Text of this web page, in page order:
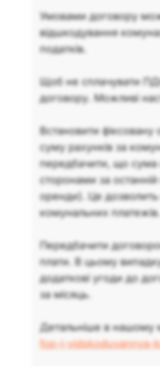
Умовами договору
відшкодування
податків.
Щоб не сплачувати
договору. Можливі
Встановити
суму рахунків за
передбачити, що сума
сторонами за
оренди). Це дозволить
комунальних платежів.
Передбачити
плати. В цьому
додаткові угоди до
за місяць.
Детальніше в нашому
fop-i-vidskoduvannya-